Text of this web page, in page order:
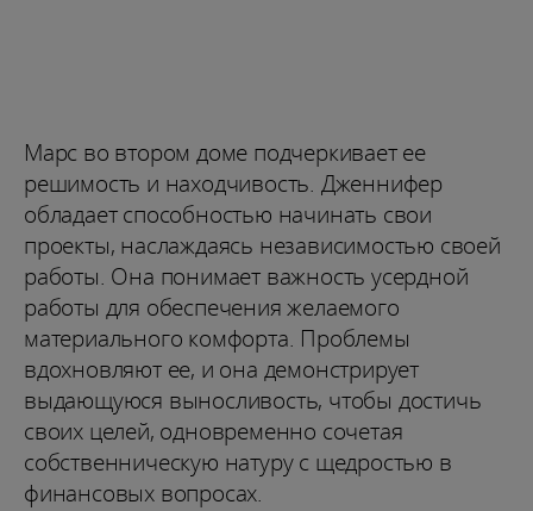
Марс во втором доме подчеркивает ее
решимость и находчивость. Дженнифер
обладает способностью начинать свои
проекты, наслаждаясь независимостью своей
работы. Она понимает важность усердной
работы для обеспечения желаемого
материального комфорта. Проблемы
вдохновляют ее, и она демонстрирует
выдающуюся выносливость, чтобы достичь
своих целей, одновременно сочетая
собственническую натуру с щедростью в
финансовых вопросах.